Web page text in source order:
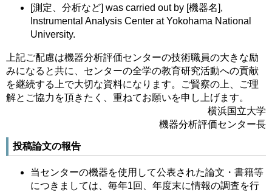
[測定、分析など] was carried out by [機器名],
Instrumental Analysis Center at Yokohama National
University.
上記ご配慮は機器分析評価センターの技術職員の大きな励
みになると共に、センターの全学の教育研究活動への貢献
を継続する上で大切な資料になります。ご賢察の上、ご理
解とご協力を頂きたく、重ねてお願いを申し上げます。
横浜国立大学
機器分析評価センター長
投稿論文の報告
当センターの機器を使用して公表された論文・書籍等
につきましては、毎年1回、年度末に情報の調査を行